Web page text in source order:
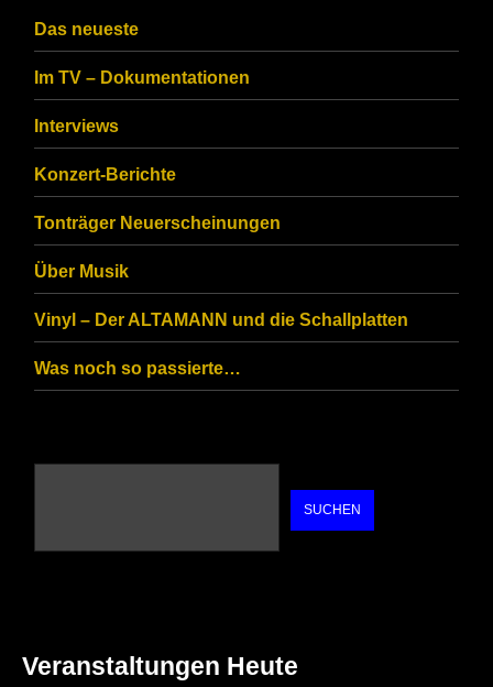
Das neueste
Im TV – Dokumentationen
Interviews
Konzert-Berichte
Tonträger Neuerscheinungen
Über Musik
Vinyl – Der ALTAMANN und die Schallplatten
Was noch so passierte…
SUCHEN
Veranstaltungen Heute